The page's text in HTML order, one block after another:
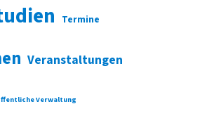
Termine
Veranstaltungen
Verwaltung